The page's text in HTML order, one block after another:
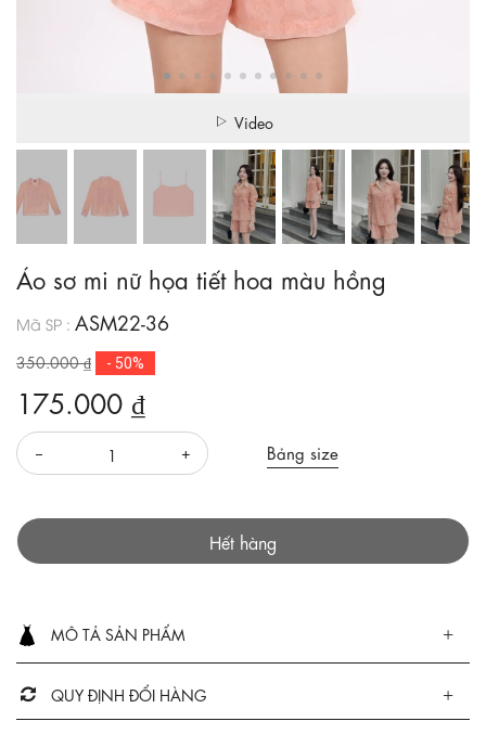
Video
Áo sơ mi nữ họa tiết hoa màu hồng
Mã SP : ASM22-36
350.000 ₫ - 50%
175.000 ₫
Bảng size
Hết hàng
MÔ TẢ SẢN PHẨM
QUY ĐỊNH ĐỔI HÀNG